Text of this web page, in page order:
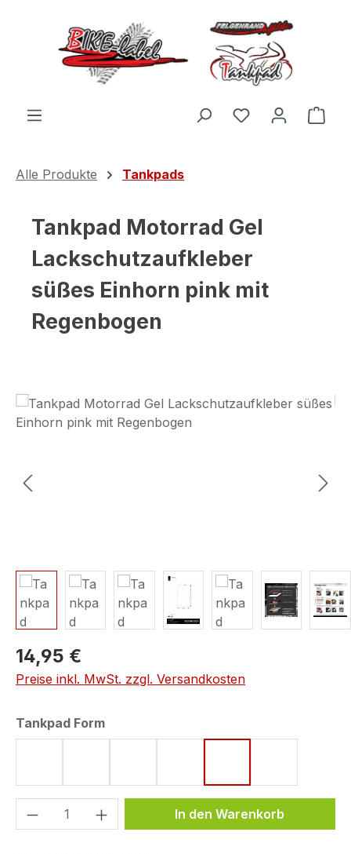
Zum Hauptinhalt springen
Du hast 0
Alle Produkte Tankpads
Tankpad Motorrad Gel
Lackschutzaufkleber
süßes Einhorn pink mit
Regenbogen
Bildergalerie überspringen
14,95 €
Preise inkl. MwSt. zzgl. Versandkosten
Tankpad Formauswählen
Produkt Anzahl: Gib denIn den Warenkorb